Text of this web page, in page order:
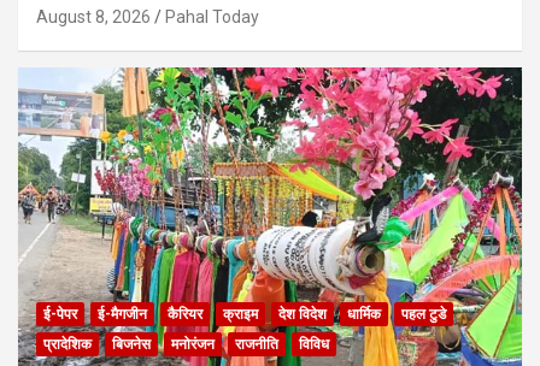
August 8, 2026 Pahal Today
ई-पेपर ई-मैगजीन कैरियर क्राइम देश विदेश धार्मिक
पहल टुडे
प्रादेशिक
बिजनेस मनोरंजन राजनीति विविध